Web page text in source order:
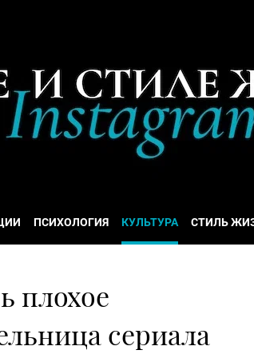
ПСИХОЛОГИЯ КУЛЬТУРА СТИЛЬ
плохое
сериала